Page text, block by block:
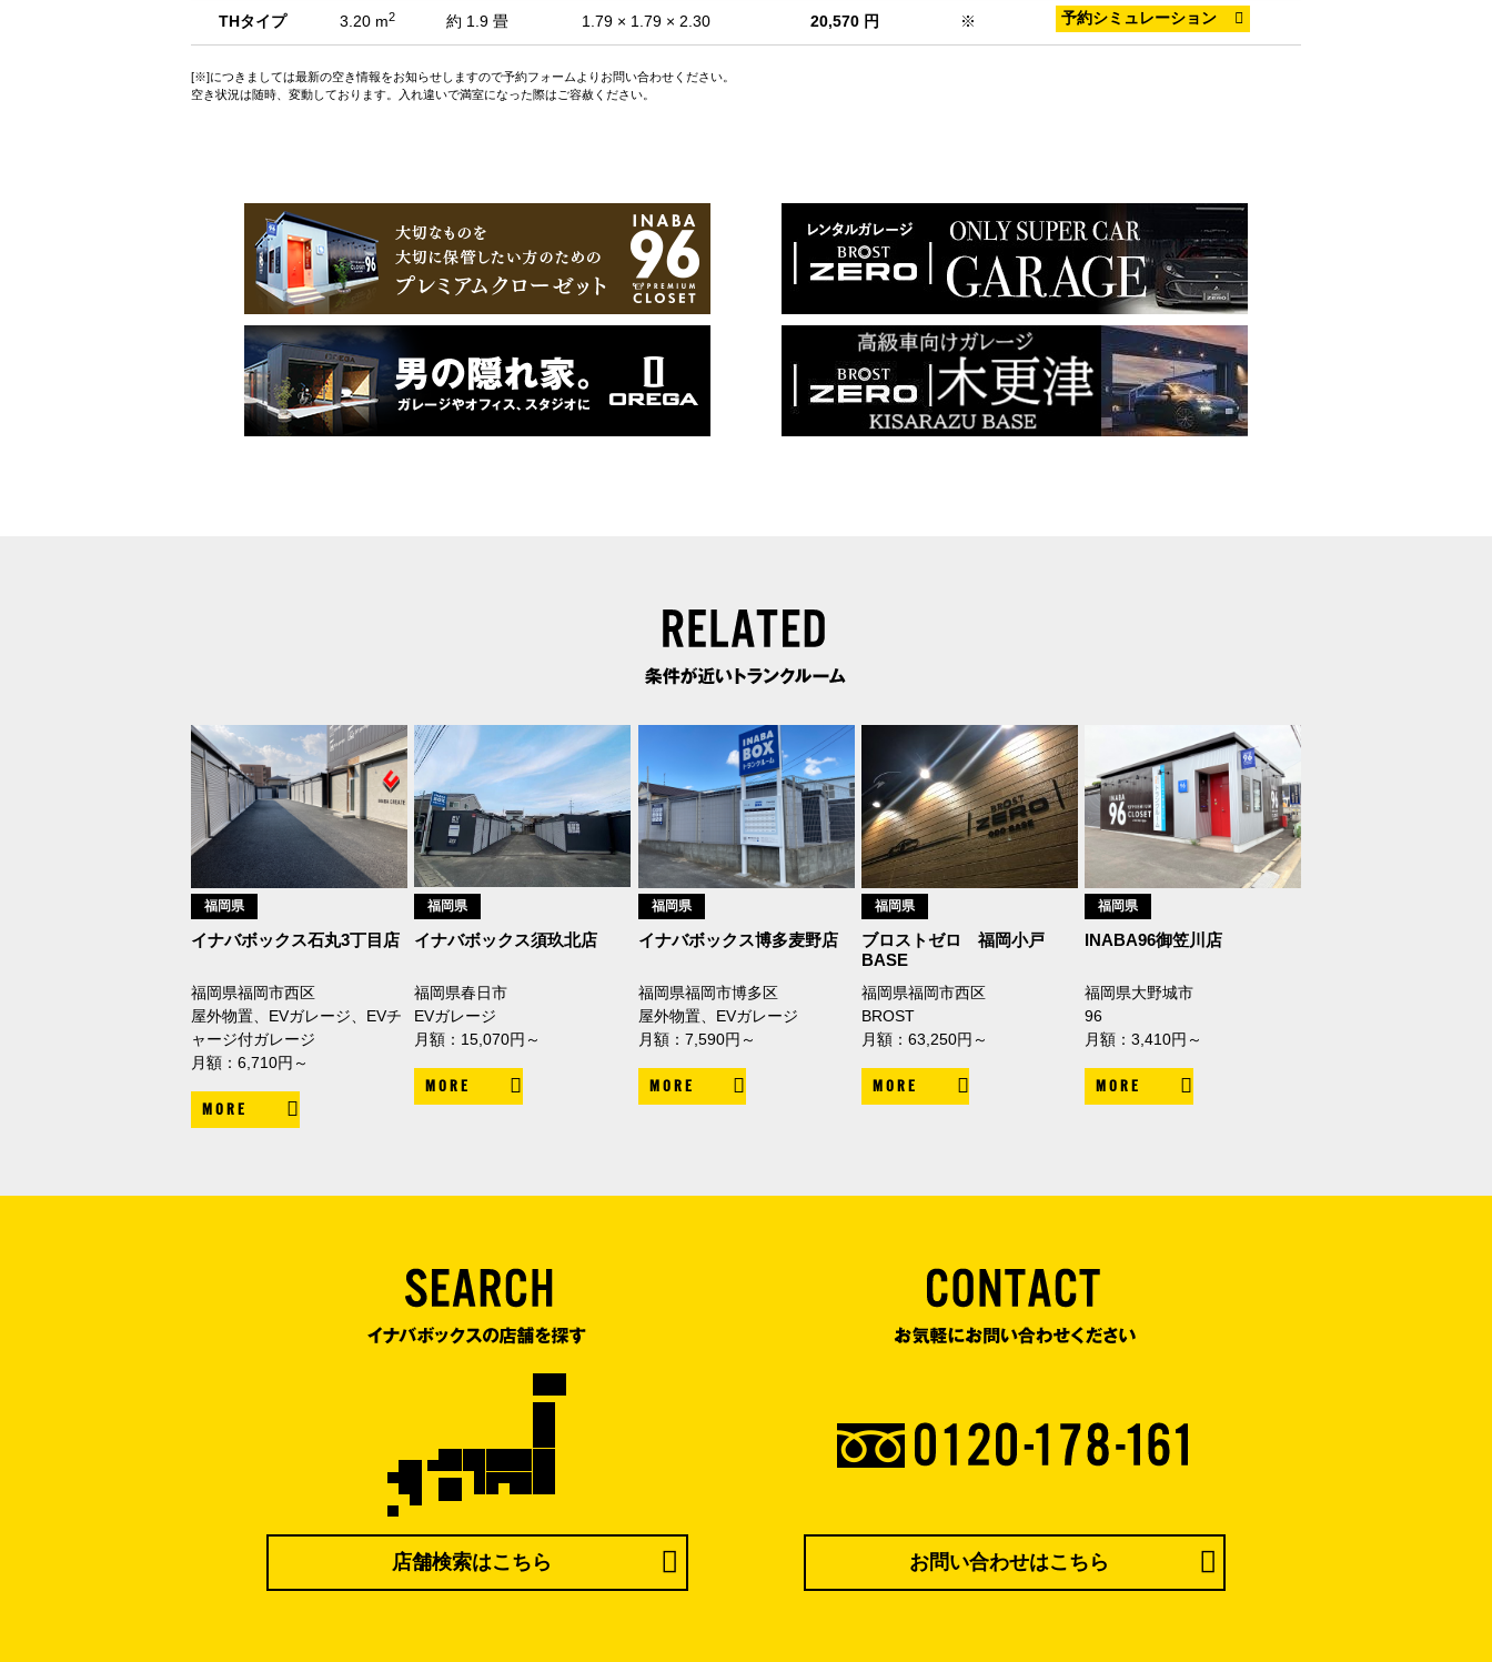
THタイプ 3.20 m2 約 1.9 畳 1.79 × 1.79 × 2.30 20,570 円 ※
[※]につきましては最新の空き情報をお知らせしますので予約フォームよりお問い合わせください。
空き状況は随時、変動しております。入れ違いで満室になった際はご容赦ください。
福岡県
イナバボックス石丸3丁目店
福岡県福岡市西区
屋外物置、EVガレージ、EVチ
ャージ付ガレージ
月額：6,710円～
MORE
福岡県
イナバボックス須玖北店
福岡県春日市
EVガレージ
月額：15,070円～
MORE
福岡県
イナバボックス博多麦野店
福岡県福岡市博多区
屋外物置、EVガレージ
月額：7,590円～
MORE
福岡県
ブロストゼロ 福岡小戸
BASE
福岡県福岡市西区
BROST
月額：63,250円～
MORE
福岡県
INABA96御笠川店
福岡県大野城市
96
月額：3,410円～
MORE
店舗検索はこちら お問い合わせはこちら